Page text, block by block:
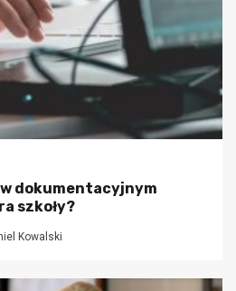
dokumentacyjnym
szkoły?
Kowalski